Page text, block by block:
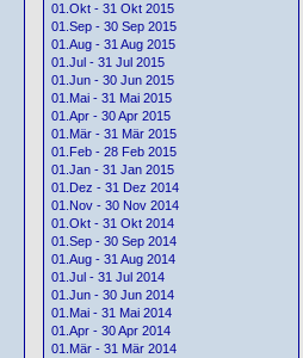
01.Okt - 31 Okt 2015
01.Sep - 30 Sep 2015
01.Aug - 31 Aug 2015
01.Jul - 31 Jul 2015
01.Jun - 30 Jun 2015
01.Mai - 31 Mai 2015
01.Apr - 30 Apr 2015
01.Mär - 31 Mär 2015
01.Feb - 28 Feb 2015
01.Jan - 31 Jan 2015
01.Dez - 31 Dez 2014
01.Nov - 30 Nov 2014
01.Okt - 31 Okt 2014
01.Sep - 30 Sep 2014
01.Aug - 31 Aug 2014
01.Jul - 31 Jul 2014
01.Jun - 30 Jun 2014
01.Mai - 31 Mai 2014
01.Apr - 30 Apr 2014
01.Mär - 31 Mär 2014